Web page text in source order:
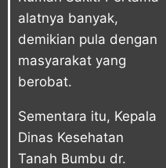
alatnya banyak,
demikian pula dengan
masyarakat yang
berobat.
Sementara itu, Kepala
Dinas Kesehatan
Tanah Bumbu dr.